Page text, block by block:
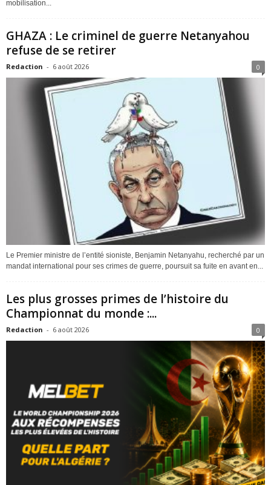
mobilisation...
GHAZA : Le criminel de guerre Netanyahou
refuse de se retirer
Redaction - 6 août 2026 0
Le Premier ministre de l’entité sioniste, Benjamin Netanyahu, recherché par un
mandat international pour ses crimes de guerre, poursuit sa fuite en avant en...
Les plus grosses primes de l’histoire du
Championnat du monde :...
Redaction - 6 août 2026 0